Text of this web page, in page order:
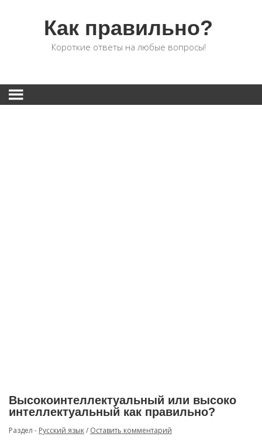
Как правильно?
Короткие ответы на любые вопросы!
Высокоинтеллектуальный или высоко
интеллектуальный как правильно?
Раздел - Русский язык/ Оставить комментарий